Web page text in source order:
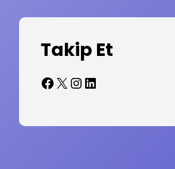
Takip Et
Facebook X InstagramLinkedIn